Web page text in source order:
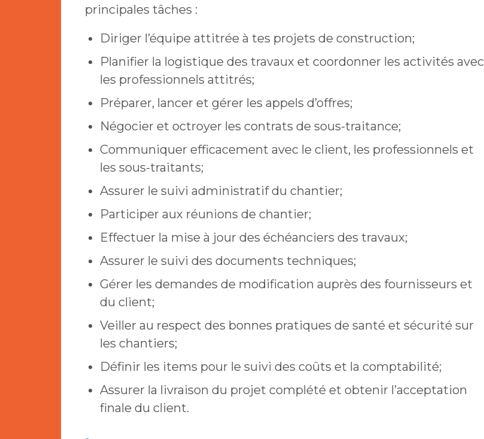
principales tâches :
Diriger l’équipe attitrée à tes projets de construction;
Planifier la logistique des travaux et coordonner les activités avec
les professionnels attitrés;
Préparer, lancer et gérer les appels d’offres;
Négocier et octroyer les contrats de sous-traitance;
Communiquer efficacement avec le client, les professionnels et
les sous-traitants;
Assurer le suivi administratif du chantier;
Participer aux réunions de chantier;
Effectuer la mise à jour des échéanciers des travaux;
Assurer le suivi des documents techniques;
Gérer les demandes de modification auprès des fournisseurs et
du client;
Veiller au respect des bonnes pratiques de santé et sécurité sur
les chantiers;
Définir les items pour le suivi des coûts et la comptabilité;
Assurer la livraison du projet complété et obtenir l’acceptation
finale du client.